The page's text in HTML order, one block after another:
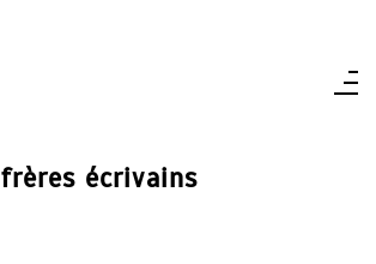
frères écrivains